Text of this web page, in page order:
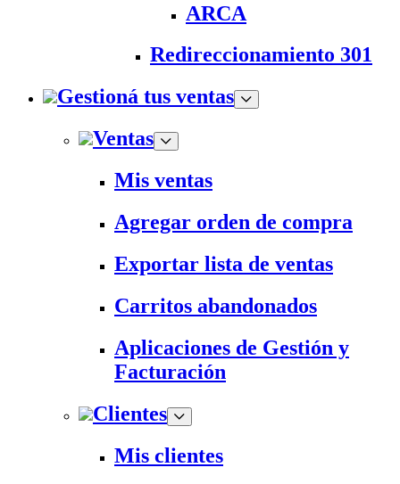
ARCA
Redireccionamiento 301
Gestioná tus ventas
Ventas
Mis ventas
Agregar orden de compra
Exportar lista de ventas
Carritos abandonados
Aplicaciones de Gestión y
Facturación
Clientes
Mis clientes